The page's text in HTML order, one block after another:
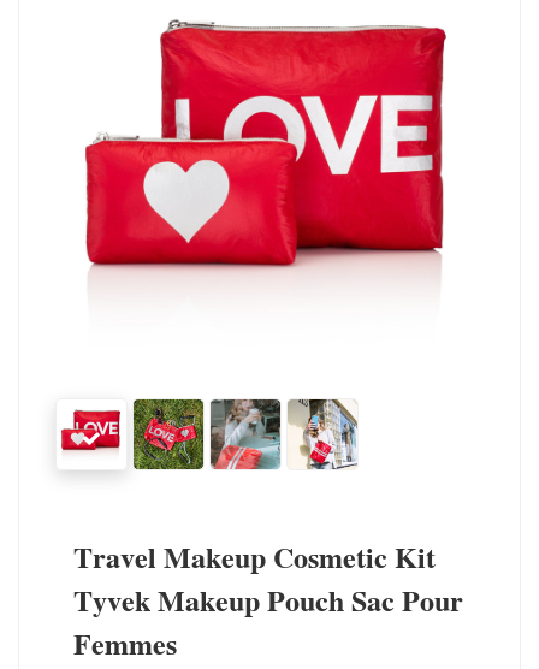
Travel Makeup Cosmetic Kit
Tyvek Makeup Pouch Sac Pour
Femmes